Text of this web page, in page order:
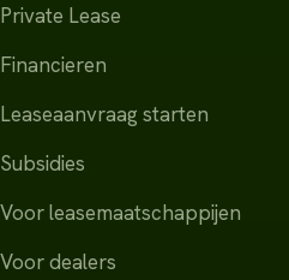
Private Lease
Financieren
Leaseaanvraag starten
Subsidies
Voor leasemaatschappijen
Voor dealers